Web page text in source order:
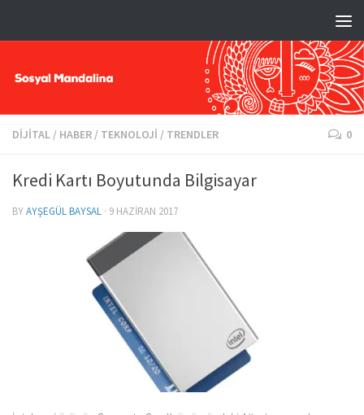
DIJITAL / HABER / TEKNOLOJI / TRENDLER 0
Kredi Kartı Boyutunda Bilgisayar
BYAYŞEGÜL BAYSAL · 9 HAZIRAN 2017